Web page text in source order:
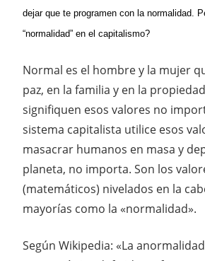
dejar que te programen con la normalidad.
“normalidad” en el capitalismo?
Normal es el hombre y la mujer
paz, en la familia y en la
signifiquen esos valores no
sistema capitalista utilice esos
masacrar humanos en masa y
planeta, no importa. Son los
(matemáticos) nivelados en la
mayorías como la «normalidad».
Según Wikipedia: «La